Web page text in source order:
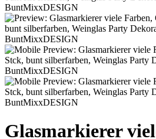
Glasmarkierer